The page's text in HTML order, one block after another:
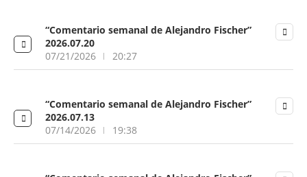
“Comentario semanal de Alejandro Fischer”
2026.07.20
07/21/2026
20:27
“Comentario semanal de Alejandro Fischer”
2026.07.13
07/14/2026
19:38